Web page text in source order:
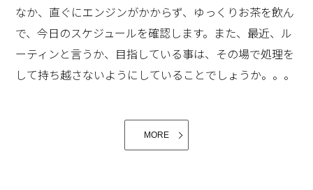
そしてもう一つは、「他者を尊重する」。国によってお
料理もマナーも違います。また、同じ国でも、人によっ
て趣味も興味も違います。それでも、一緒に食卓を囲む
というご縁をいただいたのですから、その時間は大切に
でも身につけたい最上級のマナーですね。
この前のパリ。フランスで一番格式の高いパラスの称号
を持つホテル ル ブリストルパリの贅沢な朝食。
なか、直ぐにエンジンがかからず、ゆっくりお茶を飲ん
で、今日のスケジュールを確認します。また、最近、ル
ーティンと言うか、目指している事は、その場で処理を
して持ち越さないようにしていることでしょうか。。。
必要な物は残し、不要な物はその場で捨てる。買い物を
して、紙袋に入れられて持ち帰ったら、一定以上に増え
MORE